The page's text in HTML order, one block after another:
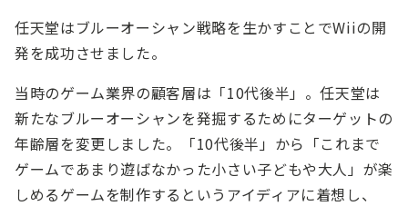
任天堂はブルーオーシャン戦略を生かすことでWiiの開
発を成功させました。
当時のゲーム業界の顧客層は「10代後半」。任天堂は
新たなブルーオーシャンを発掘するためにターゲットの
年齢層を変更しました。「10代後半」から「これまで
ゲームであまり遊ばなかった小さい子どもや大人」が楽
しめるゲームを制作するというアイディアに着想し、